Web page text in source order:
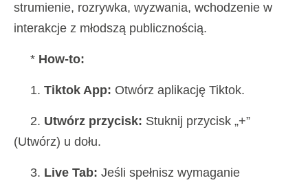
strumienie, rozrywka, wyzwania, wchodzenie w
interakcje z młodszą publicznością.
* How-to:
1. Tiktok App: Otwórz aplikację Tiktok.
2. Utwórz przycisk: Stuknij przycisk „+”
(Utwórz) u dołu.
3. Live Tab: Jeśli spełnisz wymaganie